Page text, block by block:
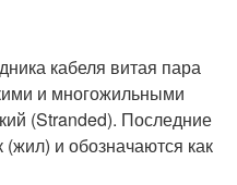
кабеля витая пара
и многожильными
(Stranded). Последние
и обозначаются как